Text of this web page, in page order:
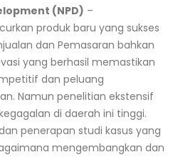
(NPD) –
produk baru yang sukses
dan Pemasaran bahkan
yang berhasil memastikan
dan peluang
Namun penelitian ekstensif
di daerah ini tinggi.
penerapan studi kasus yang
mengembangkan dan